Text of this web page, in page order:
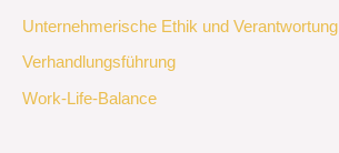
Unternehmerische Ethik und Verantwortung
Verhandlungsführung
Work-Life-Balance